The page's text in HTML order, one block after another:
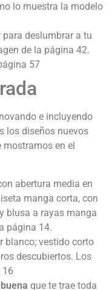
lo muestra la modelo
deslumbrar a tu
de la página 42.
57
e incluyendo
los diseños nuevos
en el
abertura media en
manga corta, con
blusa a rayas manga
página 14.
blanco; vestido corto
descubiertos. Los
16
que te trae toda